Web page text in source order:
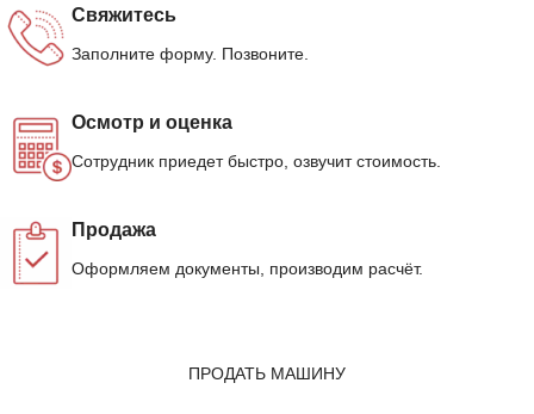
Свяжитесь
Заполните форму. Позвоните.
Осмотр и оценка
Сотрудник приедет быстро, озвучит стоимость.
Продажа
Оформляем документы, производим расчёт.
ПРОДАТЬ МАШИНУ